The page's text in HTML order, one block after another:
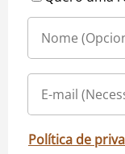
Política de